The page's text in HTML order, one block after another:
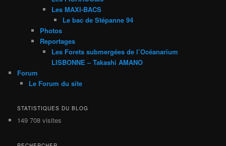
Les MAXI-BACS
Le bac de Stépanne 94
Photos
Reportages
Les Forets submergées de l’Océanarium
LISBONNE – Takashi AMANO
Forum
Le Forum du site
STATISTIQUES DU BLOG
149 708 visites